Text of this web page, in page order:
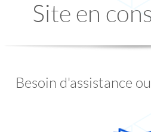
Site en
Besoin d'assistance